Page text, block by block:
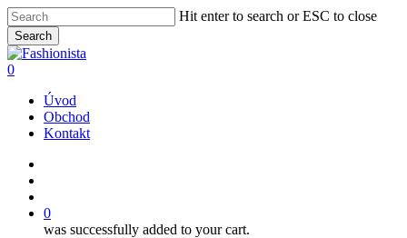
Skip
to
main
content
Hit enter to search or ESC to close
Search
Close
Search
search
account
0
Úvod
Obchod
Kontakt
0
was successfully added to your cart.